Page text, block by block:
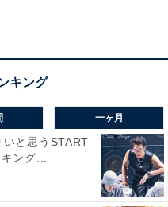
秒
シティマラソンを連勝
ます。普段はイリノイ大
一ヶ月
いと思うSTART
ング...